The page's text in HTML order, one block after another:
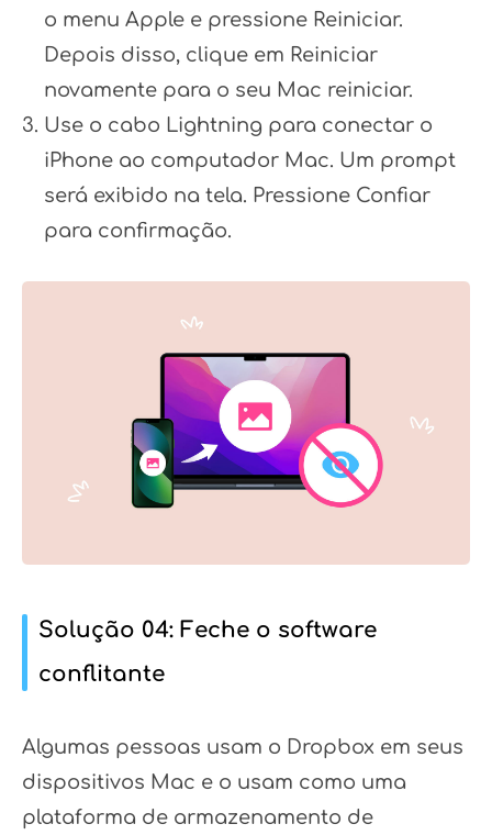
o menu Apple e pressione Reiniciar.
Depois disso, clique em Reiniciar
novamente para o seu Mac reiniciar.
Use o cabo Lightning para conectar o
iPhone ao computador Mac. Um prompt
será exibido na tela. Pressione Confiar
para confirmação.
Solução 04: Feche o software
conflitante
Algumas pessoas usam o Dropbox em seus
dispositivos Mac e o usam como uma
plataforma de armazenamento de